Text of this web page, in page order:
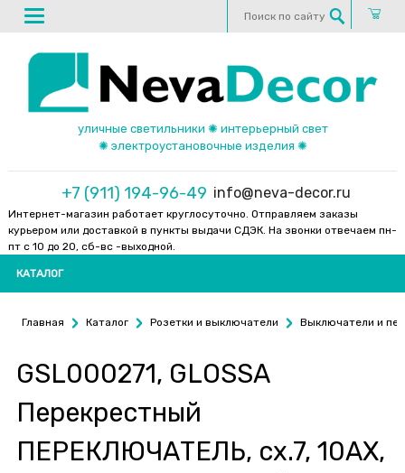
уличные светильники ✺ интерьерный свет
✺ электроустановочные изделия ✺
+7 (911) 194-96-49 info@neva-decor.ru
Интернет-магазин работает круглосуточно. Отправляем заказы
курьером или доставкой в пункты выдачи СДЭК. На звонки отвечаем пн-
пт с 10 до 20, сб-вс -выходной.
КАТАЛОГ
Главная Каталог Розетки и выключатели Выключатели и
GSL000271, GLOSSA
Перекрестный
ПЕРЕКЛЮЧАТЕЛЬ, сх.7, 10АХ,